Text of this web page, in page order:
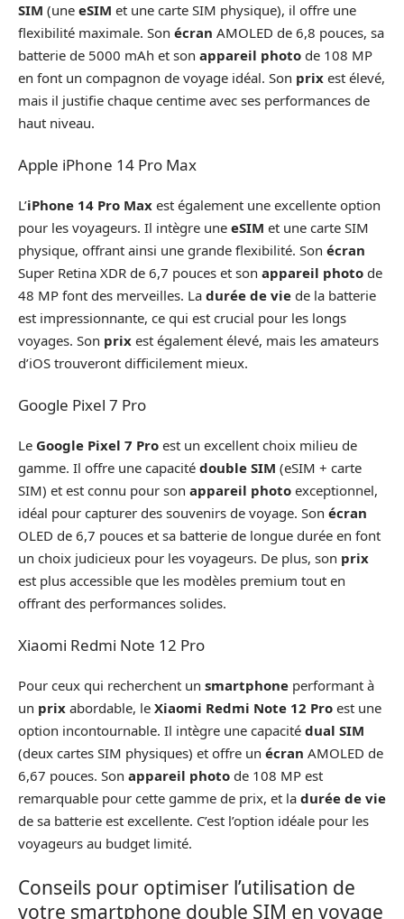
SIM (une eSIM et une carte SIM physique), il offre une
flexibilité maximale. Son écran AMOLED de 6,8 pouces, sa
batterie de 5000 mAh et son appareil photo de 108 MP
en font un compagnon de voyage idéal. Son prix est élevé,
mais il justifie chaque centime avec ses performances de
haut niveau.
Apple iPhone 14 Pro Max
L’iPhone 14 Pro Max est également une excellente option
pour les voyageurs. Il intègre une eSIM et une carte SIM
physique, offrant ainsi une grande flexibilité. Son écran
Super Retina XDR de 6,7 pouces et son appareil photo de
48 MP font des merveilles. La durée de vie de la batterie
est impressionnante, ce qui est crucial pour les longs
voyages. Son prix est également élevé, mais les amateurs
d’iOS trouveront difficilement mieux.
Google Pixel 7 Pro
Le Google Pixel 7 Pro est un excellent choix milieu de
gamme. Il offre une capacité double SIM (eSIM + carte
SIM) et est connu pour son appareil photo exceptionnel,
idéal pour capturer des souvenirs de voyage. Son écran
OLED de 6,7 pouces et sa batterie de longue durée en font
un choix judicieux pour les voyageurs. De plus, son prix
est plus accessible que les modèles premium tout en
offrant des performances solides.
Xiaomi Redmi Note 12 Pro
Pour ceux qui recherchent un smartphone performant à
un prix abordable, le Xiaomi Redmi Note 12 Pro est une
option incontournable. Il intègre une capacité dual SIM
(deux cartes SIM physiques) et offre un écran AMOLED de
6,67 pouces. Son appareil photo de 108 MP est
remarquable pour cette gamme de prix, et la durée de vie
de sa batterie est excellente. C’est l’option idéale pour les
voyageurs au budget limité.
Conseils pour optimiser l’utilisation de
votre smartphone double SIM en voyage